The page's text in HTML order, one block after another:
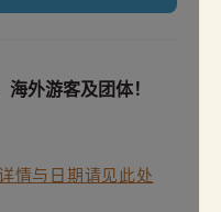
外游客及团体！
情与日期请见此处